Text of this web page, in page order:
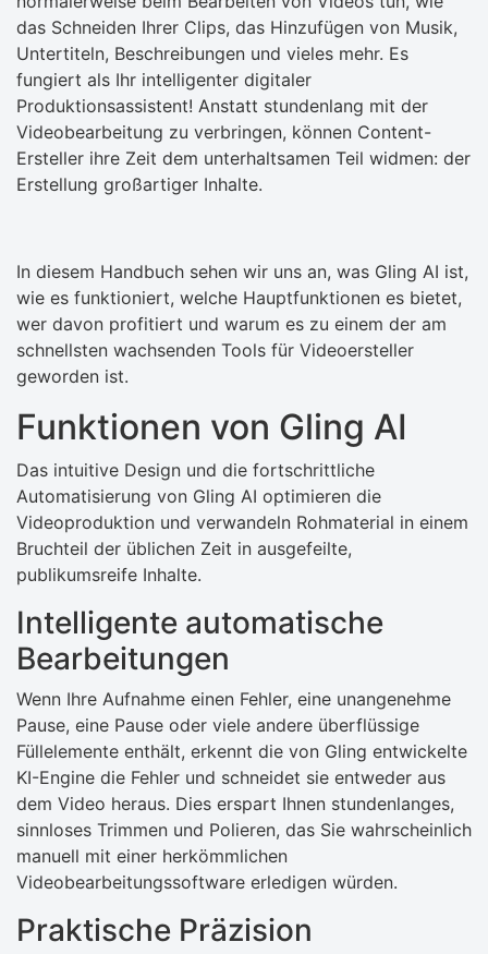
das Schneiden Ihrer Clips, das Hinzufügen von Musik,
Untertiteln, Beschreibungen und vieles mehr. Es
fungiert als Ihr intelligenter digitaler
Produktionsassistent! Anstatt stundenlang mit der
Videobearbeitung zu verbringen, können Content-
Ersteller ihre Zeit dem unterhaltsamen Teil widmen: der
Erstellung großartiger Inhalte.
In diesem Handbuch sehen wir uns an, was Gling AI ist,
wie es funktioniert, welche Hauptfunktionen es bietet,
wer davon profitiert und warum es zu einem der am
schnellsten wachsenden Tools für Videoersteller
geworden ist.
Funktionen von Gling AI
Das intuitive Design und die fortschrittliche
Automatisierung von Gling AI optimieren die
Videoproduktion und verwandeln Rohmaterial in einem
Bruchteil der üblichen Zeit in ausgefeilte,
publikumsreife Inhalte.
Intelligente automatische
Bearbeitungen
Wenn Ihre Aufnahme einen Fehler, eine unangenehme
Pause, eine Pause oder viele andere überflüssige
Füllelemente enthält, erkennt die von Gling entwickelte
KI-Engine die Fehler und schneidet sie entweder aus
dem Video heraus. Dies erspart Ihnen stundenlanges,
sinnloses Trimmen und Polieren, das Sie wahrscheinlich
manuell mit einer herkömmlichen
Videobearbeitungssoftware erledigen würden.
Praktische Präzision